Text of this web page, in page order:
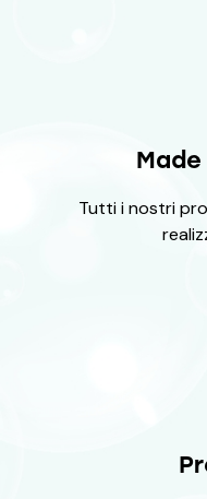
Tutti i nostri